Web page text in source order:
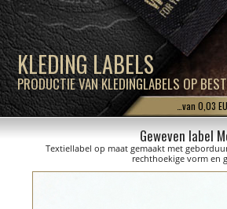
KLEDING LABELS
PRODUCTIE VAN KLEDINGLABELS OP
…van 0,03
Geweven label
Textiellabel op maat gemaakt met
rechthoekige vorm en